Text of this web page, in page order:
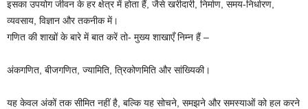
इसका उपयोग जीवन के हर क्षेत्र में होता हैं, जैसे खरीदारी, निर्माण, समय-निर्धारण,
व्यवसाय, विज्ञान और तकनीक में।
गणित की शाखों के बारे में बात करें तो- मुख्य शाखाएँ निम्न हैं –
अंकगणित, बीजगणित, ज्यामिति, त्रिकोणमिति और सांख्यिकी।
यह केवल अंकों तक सीमित नहीं है, बल्कि यह सोचने, समझने और समस्याओं को हल करने